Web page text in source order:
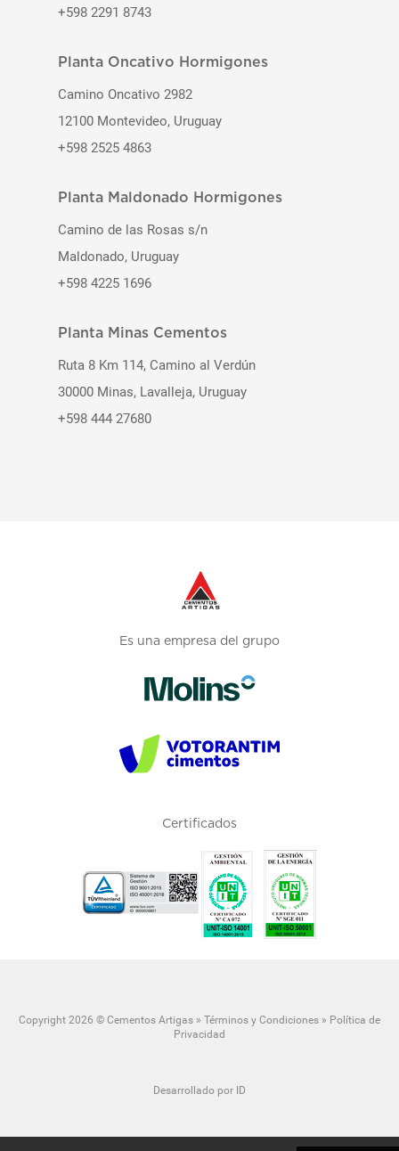
+598 2291 8743
Planta Oncativo Hormigones
Camino Oncativo 2982
12100 Montevideo, Uruguay
+598 2525 4863
Planta Maldonado Hormigones
Camino de las Rosas s/n
Maldonado, Uruguay
+598 4225 1696
Planta Minas Cementos
Ruta 8 Km 114, Camino al Verdún
30000 Minas, Lavalleja, Uruguay
+598 444 27680
Es una empresa del grupo
Certificados
Copyright 2026 © Cementos Artigas » Términos y Condiciones » Política de
Privacidad
Desarrollado por ID